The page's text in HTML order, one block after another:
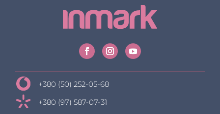
+380 (50) 252-05-68
+380 (97) 587-07-31